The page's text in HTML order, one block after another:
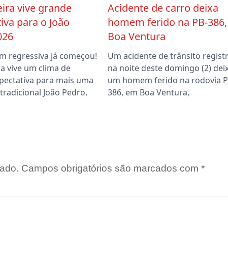
vive grande
para o João
regressiva já começou!
vive um clima de
para mais uma
João Pedro,
Acidente de carro deixa
homem ferido na PB-
Boa Ventura
Um acidente de trânsito
na noite deste domingo (2)
um homem ferido na rodovia
386, em Boa Ventura,
Campos obrigatórios são marcados com *